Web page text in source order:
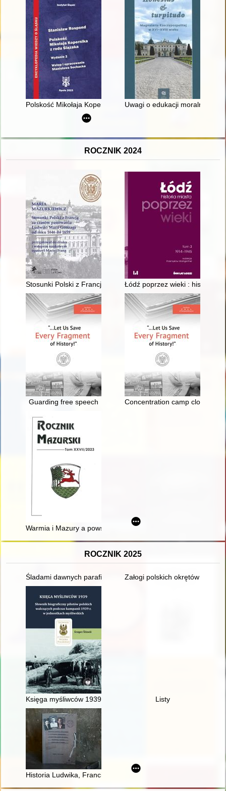
Polskość Mikołaja Kopernika z rodu ŚlązakaUwagi o edukacji moralnej
ROCZNIK 2024
Stosunki Polski z Francją za czasów panowania Ludwiki Marii
Łódź poprzez wieki : historia
Guarding free speech Concentration camp clothing
Warmia i Mazury a powstanie styczniowe
ROCZNIK 2025
Śladami dawnych parafii unickich na nadbużańskim Podlasiu
Załogi polskich okrętów
Księga myśliwców 1939 : słownik biograficzny pilotów
Listy
Historia Ludwika, Franciszka i Filomeny Kamińskich :